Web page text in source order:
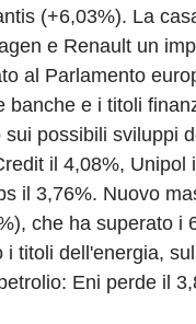
(+6,03%). La
e Renault un
al Parlamento
banche e i titoli
possibili sviluppi
il 4,08%, Unipol
il 3,76%. Nuovo
che ha superato i
i titoli dell'energia,
Eni perde il